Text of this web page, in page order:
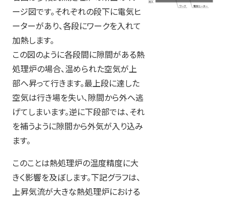
ージ図です。それぞれの段下に電気ヒ
ーターがあり、各段にワークを入れて
加熱します。
この図のように各段間に隙間がある熱
処理炉の場合、温められた空気が上
部へ昇って行きます。最上段に達した
空気は行き場を失い、隙間から外へ逃
げてしまいます。逆に下段部では、それ
を補うように隙間から外気が入り込み
ます。
このことは熱処理炉の温度精度に大
きく影響を及ぼします。下記グラフは、
上昇気流が大きな熱処理炉における